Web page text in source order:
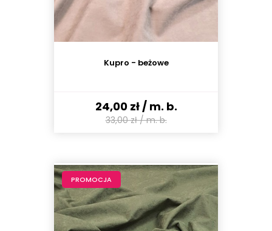
Kupro - beżowe
24,00 zł/ m. b.
33,00 zł/ m. b.
PROMOCJA